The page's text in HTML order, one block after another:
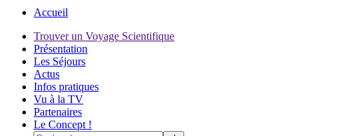
Accueil
Trouver un Voyage Scientifique
Présentation
Les Séjours
Actus
Infos pratiques
Vu à la TV
Partenaires
Le Concept !